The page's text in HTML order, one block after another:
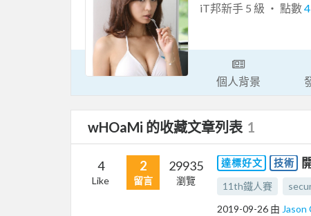
iT邦新手 5 級 ‧ 點數
個人背景
wHOaMi 的收藏文章列表 1
4
Like
2
留言
29935
瀏覽
達標好文 技術
11th鐵人賽
2019-09-26 由 Jason